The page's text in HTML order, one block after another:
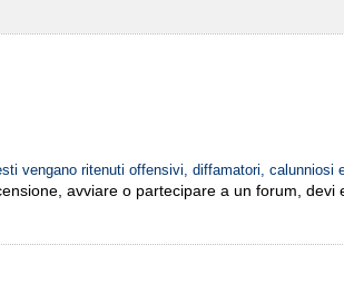
vengano ritenuti offensivi, diffamatori, calunniosi
avviare o partecipare a un forum, devi